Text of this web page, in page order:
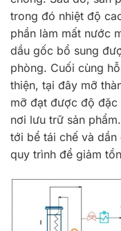
trong đó nhiệt độ
phần làm mất nước
dầu gốc bổ sung
phòng. Cuối cùng
thiện, tại đây mỡ
mỡ đạt được độ
nơi lưu trữ sản
tới bể tái chế và
quy trình để giảm